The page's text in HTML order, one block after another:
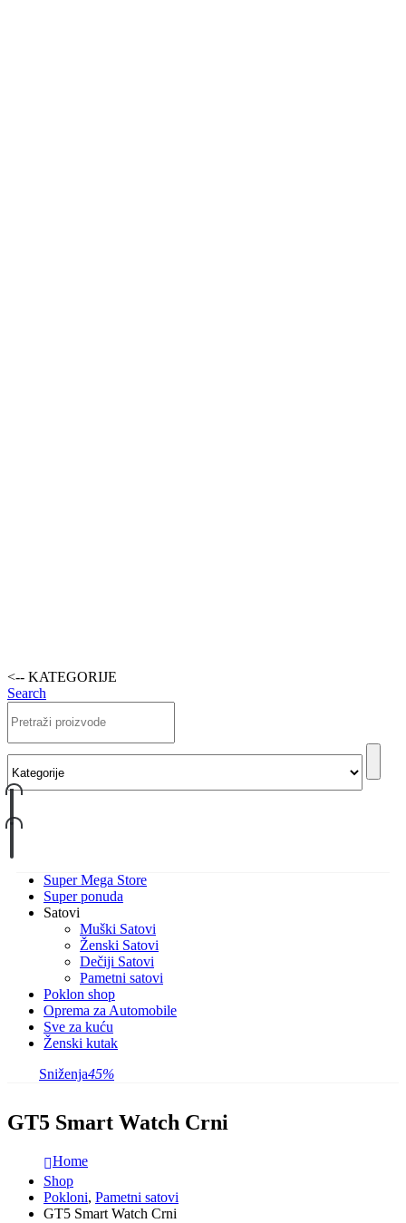
<-- KATEGORIJE
Search
Super Mega Store
Super ponuda
Satovi
Muški Satovi
Ženski Satovi
Dečiji Satovi
Pametni satovi
Poklon shop
Oprema za Automobile
Sve za kuću
Ženski kutak
Sniženja45%
GT5 Smart Watch Crni
Home
Shop
Pokloni, Pametni satovi
GT5 Smart Watch Crni